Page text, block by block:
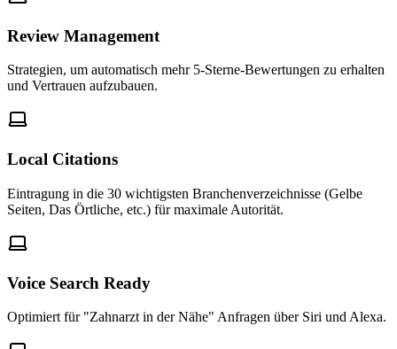
Review Management
Strategien, um automatisch mehr 5-Sterne-Bewertungen zu erhalten
und Vertrauen aufzubauen.
Local Citations
Eintragung in die 30 wichtigsten Branchenverzeichnisse (Gelbe
Seiten, Das Örtliche, etc.) für maximale Autorität.
Voice Search Ready
Optimiert für "Zahnarzt in der Nähe" Anfragen über Siri und Alexa.